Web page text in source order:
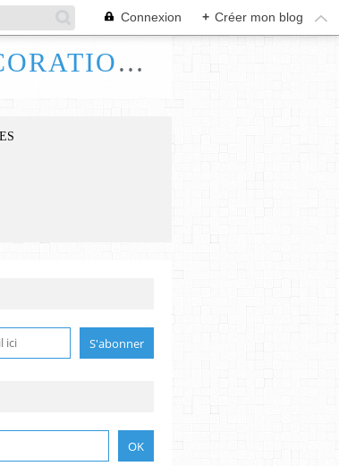
Connexion + Créer mon blog
FRANCE HANDI ART, BIJOUX ACCESSOIRES DÉCORATIONS